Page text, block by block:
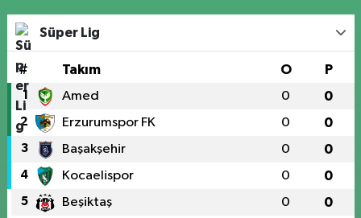
Süper Lig
# Takım O P
1 Amed 0 0
2 Erzurumspor FK 0 0
3 Başakşehir 0 0
4 Kocaelispor 0 0
5 Beşiktaş 0 0